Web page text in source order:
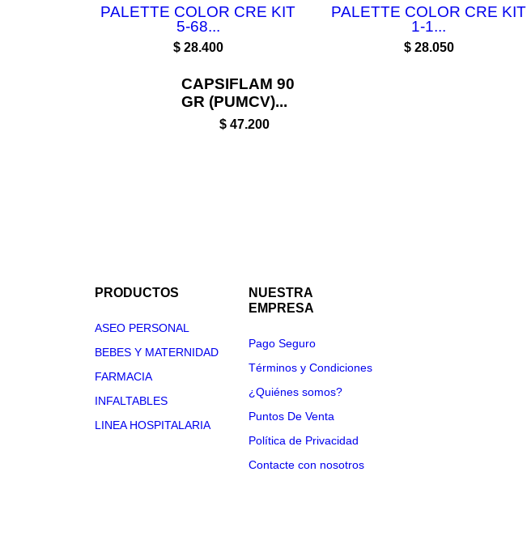
PALETTE COLOR CRE KIT
5-68...
Precio
$ 28.400
PALETTE COLOR CRE KIT
1-1...
Precio
$ 28.050
CAPSIFLAM 90
GR (PUMCV)...
$ 47.200
PRODUCTOS
ASEO PERSONAL
BEBES Y MATERNIDAD
FARMACIA
INFALTABLES
LINEA HOSPITALARIA
NUESTRA
EMPRESA
Pago Seguro
Términos y Condiciones
¿Quiénes somos?
Puntos De Venta
Política de Privacidad
Contacte con nosotros